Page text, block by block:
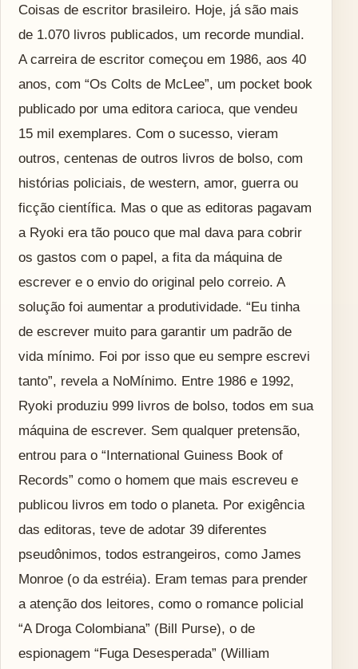
Coisas de escritor brasileiro. Hoje, já são mais
de 1.070 livros publicados, um recorde mundial.
A carreira de escritor começou em 1986, aos 40
anos, com “Os Colts de McLee”, um pocket book
publicado por uma editora carioca, que vendeu
15 mil exemplares. Com o sucesso, vieram
outros, centenas de outros livros de bolso, com
histórias policiais, de western, amor, guerra ou
ficção científica. Mas o que as editoras pagavam
a Ryoki era tão pouco que mal dava para cobrir
os gastos com o papel, a fita da máquina de
escrever e o envio do original pelo correio. A
solução foi aumentar a produtividade. “Eu tinha
de escrever muito para garantir um padrão de
vida mínimo. Foi por isso que eu sempre escrevi
tanto”, revela a NoMínimo. Entre 1986 e 1992,
Ryoki produziu 999 livros de bolso, todos em sua
máquina de escrever. Sem qualquer pretensão,
entrou para o “International Guiness Book of
Records” como o homem que mais escreveu e
publicou livros em todo o planeta. Por exigência
das editoras, teve de adotar 39 diferentes
pseudônimos, todos estrangeiros, como James
Monroe (o da estréia). Eram temas para prender
a atenção dos leitores, como o romance policial
“A Droga Colombiana” (Bill Purse), o de
espionagem “Fuga Desesperada” (William